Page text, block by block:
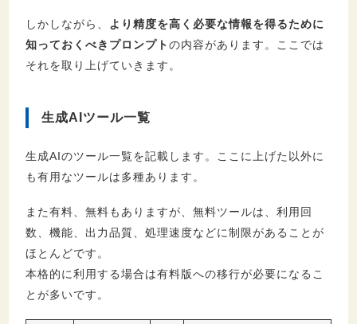
しかしながら、
より精度を高く必要な情報を得るために
知っておくべきプロンプトの内容があります。ここでは
それを取り上げていきます。
生成AIツール一覧
生成AIのツール一覧を記載します。ここに上げた以外に
も有用なツールは多種あります。
また有料、無料もありますが、無料ツールは、利用回
数、機能、出力品質、処理速度などに制限があることが
ほとんどです。
本格的に利用する場合は有料版への移行が必要になるこ
とが多いです。